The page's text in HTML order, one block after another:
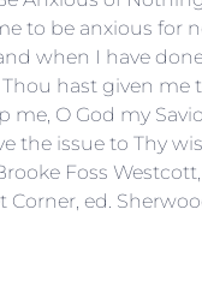
to be anxious for
when I have
hast given me
me, O God my
the issue to Thy
Foss Westcott,
Corner, ed.